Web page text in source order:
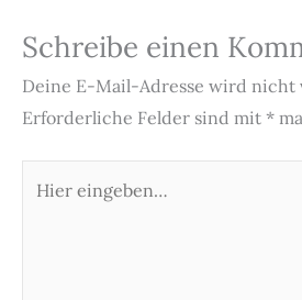
Schreibe einen
Deine E-Mail-Adresse wird
Erforderliche Felder sind mit *
eingeben…